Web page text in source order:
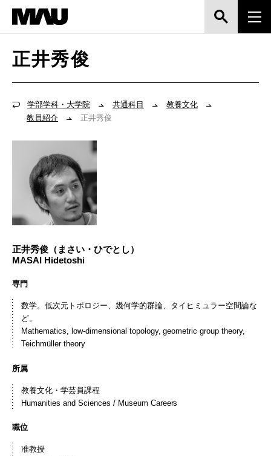
学部学科・大学院 共通科目
教養文化
教員紹介
正井秀俊
正井秀俊
正井秀俊（まさい・ひでとし）
MASAI Hidetoshi
専門
数学。低次元トポロジー、幾何学的群論、タイヒミュラー空間論な
ど。
Mathematics, low-dimensional topology, geometric group theory,
Teichmüller theory
所属
教養文化・学芸員課程
Humanities and Sciences / Museum Careers
職位
准教授